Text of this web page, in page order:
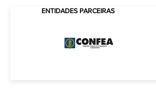
ENTIDADES PARCEIRAS